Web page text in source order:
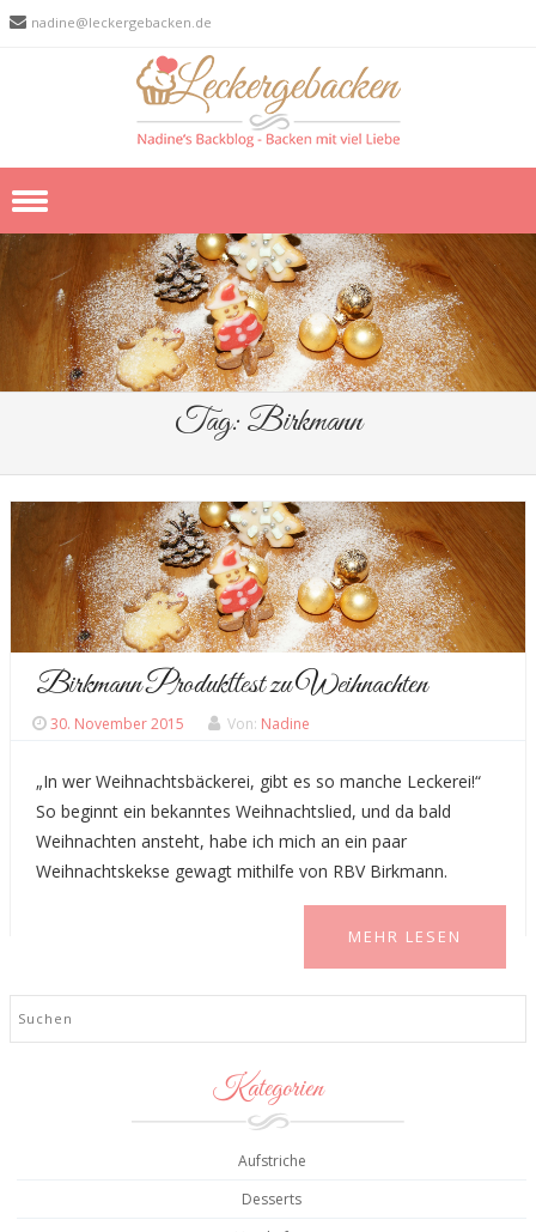
nadine@leckergebacken.de
Skip to content
Tag: Birkmann
Birkmann Produkttest zu Weihnachten
30. November 2015 Von: Nadine
„In wer Weihnachtsbäckerei, gibt es so manche Leckerei!“
So beginnt ein bekanntes Weihnachtslied, und da bald
Weihnachten ansteht, habe ich mich an ein paar
Weihnachtskekse gewagt mithilfe von RBV Birkmann.
MEHR LESEN
Kategorien
Aufstriche
Desserts